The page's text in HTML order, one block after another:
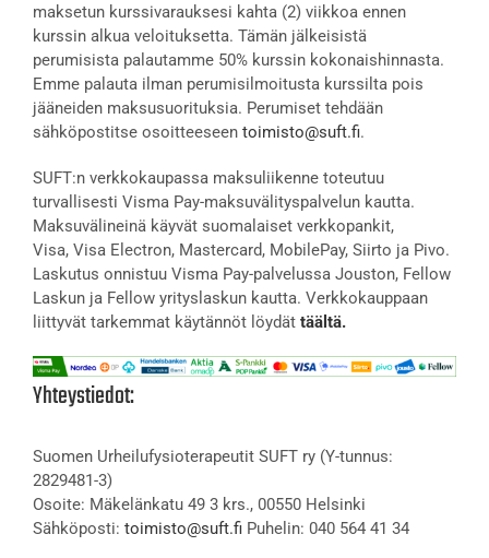
maksetun kurssivarauksesi kahta (2) viikkoa ennen
kurssin alkua veloituksetta. Tämän jälkeisistä
perumisista palautamme 50% kurssin kokonaishinnasta.
Emme palauta ilman perumisilmoitusta kurssilta pois
jääneiden maksusuorituksia. Perumiset tehdään
sähköpostitse osoitteeseen toimisto@suft.fi.
SUFT:n verkkokaupassa maksuliikenne toteutuu
turvallisesti Visma Pay-maksuvälityspalvelun kautta.
Maksuvälineinä käyvät suomalaiset verkkopankit,
Visa, Visa Electron, Mastercard, MobilePay, Siirto ja Pivo.
Laskutus onnistuu Visma Pay-palvelussa Jouston, Fellow
Laskun ja Fellow yrityslaskun kautta. Verkkokauppaan
liittyvät tarkemmat käytännöt löydät täältä.
Yhteystiedot:
Suomen Urheilufysioterapeutit SUFT ry (Y-tunnus:
2829481-3)
Osoite: Mäkelänkatu 49 3 krs., 00550 Helsinki
Sähköposti: toimisto@suft.fi Puhelin: 040 564 41 34